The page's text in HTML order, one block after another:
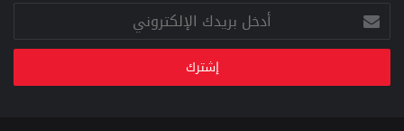
أدخل
بريدك
الإلكتروني